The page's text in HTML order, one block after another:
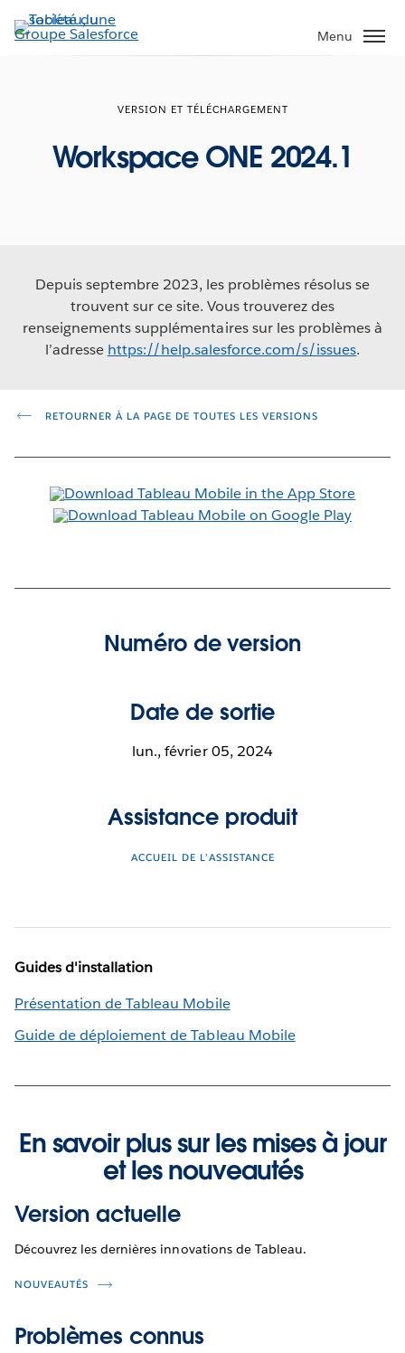
Aller
au
Menu
VERSION ET TÉLÉCHARGEMENT
Workspace ONE 2024.1
Depuis septembre 2023, les problèmes résolus se
trouvent sur ce site. Vous trouverez des
renseignements supplémentaires sur les problèmes à
l’adresse https://help.salesforce.com/s/issues.
RETOURNER À LA PAGE DE TOUTES LES VERSIONS
Numéro de version
Date de sortie
lun., février 05, 2024
Assistance produit
ACCUEIL DE L’ASSISTANCE
Guides d'installation
Présentation de Tableau Mobile
Guide de déploiement de Tableau Mobile
En savoir plus sur les mises à jour
et les nouveautés
Version actuelle
Découvrez les dernières innovations de Tableau.
NOUVEAUTÉS
Problèmes connus